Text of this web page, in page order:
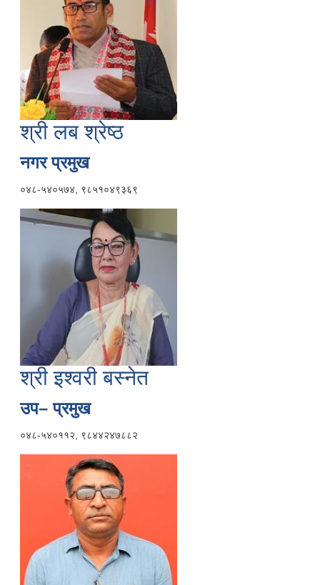
श्री लब श्रेष्ठ
नगर प्रमुख
०४८-५४०५७४, ९८५१०४९३६९
श्री इश्वरी बस्नेत
उप– प्रमुख
०४८-५४०११२, ९८४४२४७८८२